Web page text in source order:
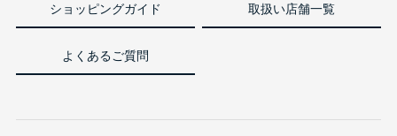
ショッピングガイド 取扱い店舗一覧
よくあるご質問